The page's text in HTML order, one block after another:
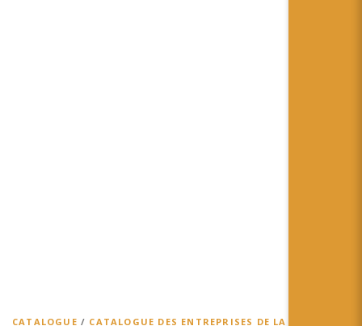
CATALOGUE / CATALOGUE DES ENTREPRISES DE LA RA